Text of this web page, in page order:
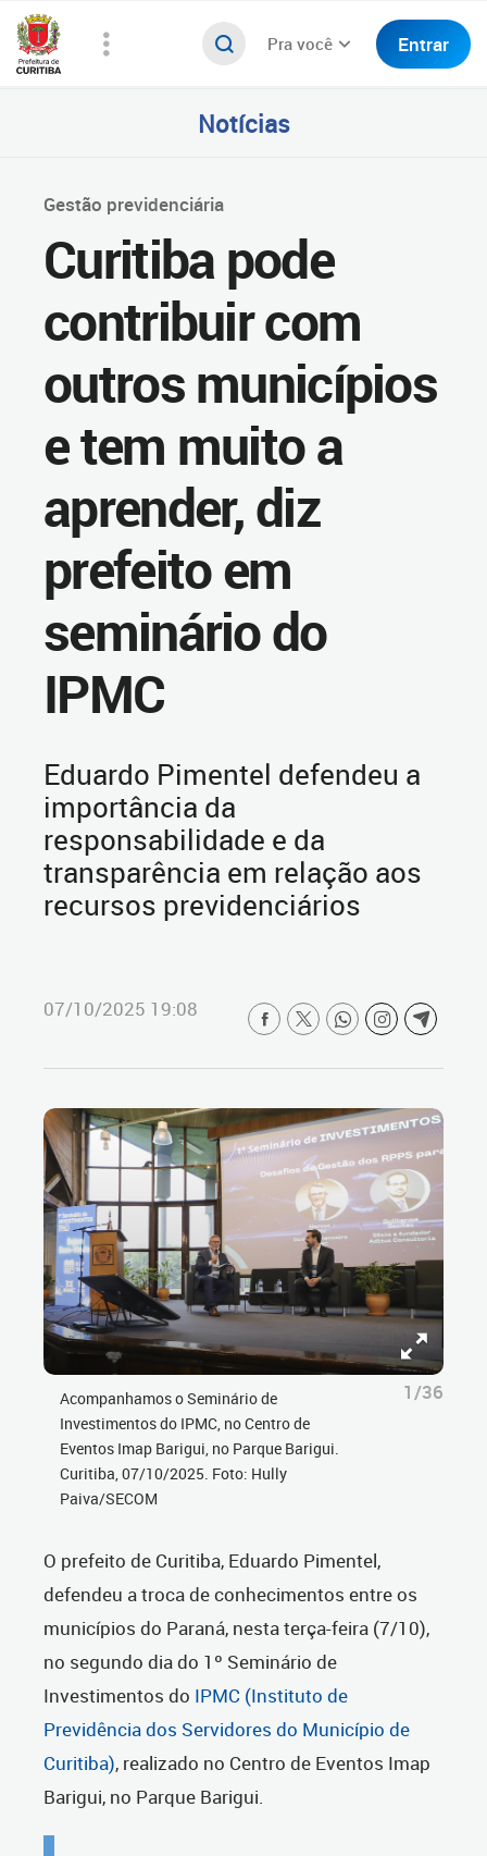
Pra você Entrar
Notícias
Gestão previdenciária
Curitiba pode
contribuir com
outros municípios
e tem muito a
aprender, diz
prefeito em
seminário do
IPMC
Eduardo Pimentel defendeu a
importância da
responsabilidade e da
transparência em relação aos
recursos previdenciários
07/10/2025 19:08
Acompanhamos o Seminário de
Investimentos do IPMC, no Centro de
Eventos Imap Barigui, no Parque Barigui.
Curitiba, 07/10/2025. Foto: Hully
Paiva/SECOM
1/36
O prefeito de Curitiba, Eduardo Pimentel,
defendeu a troca de conhecimentos entre os
municípios do Paraná, nesta terça-feira (7/10),
no segundo dia do 1º Seminário de
Investimentos do IPMC (Instituto de
Previdência dos Servidores do Município de
Curitiba), realizado no Centro de Eventos Imap
Barigui, no Parque Barigui.